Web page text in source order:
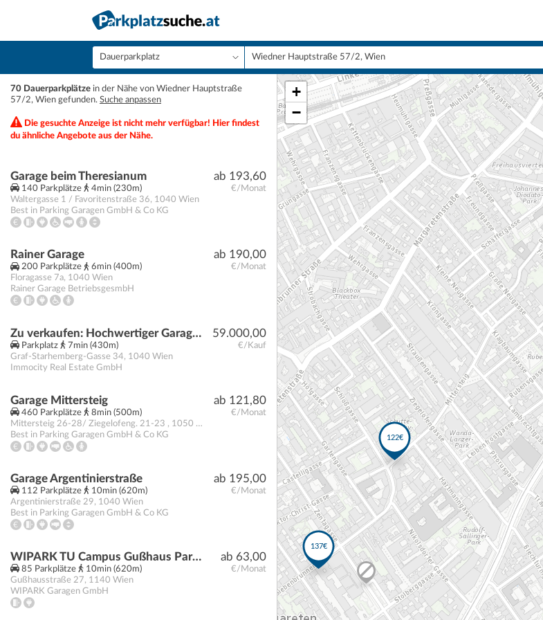
70 Dauerparkplätze in der Nähe von Wiedner Hauptstraße
57/2, Wien gefunden. Suche anpassen
Die gesuchte Anzeige ist nicht mehr verfügbar! Hier findest
du ähnliche Angebote aus der Nähe.
ab 193,60
€/Monat
Garage beim Theresianum
140 Parkplätze
4min (230m)
Waltergasse 1 / Favoritenstraße 36, 1040 Wien
Best in Parking Garagen GmbH & Co KG
ab 190,00
€/Monat
Rainer Garage
200 Parkplätze
6min (400m)
Floragasse 7a, 1040 Wien
Rainer Garage BetriebsgesmbH
59.000,00
€/Kauf
Zu verkaufen: Hochwertiger Garagenplätz, Graf-Starhemberg-Gasse 34, 1040 Wien
Parkplatz
7min (430m)
Graf-Starhemberg-Gasse 34, 1040 Wien
Immocity Real Estate GmbH
ab 121,80
€/Monat
Garage Mittersteig
460 Parkplätze
8min (500m)
Mittersteig 26-28/ Ziegelofeng. 21-23 , 1050 Wien
Best in Parking Garagen GmbH & Co KG
ab 195,00
€/Monat
Garage Argentinierstraße
112 Parkplätze
10min (620m)
Argentinierstraße 29, 1040 Wien
Best in Parking Garagen GmbH & Co KG
ab 63,00
€/Monat
WIPARK TU Campus Gußhaus Parkgarage
85 Parkplätze
10min (620m)
Gußhausstraße 27, 1140 Wien
WIPARK Garagen GmbH
+
−